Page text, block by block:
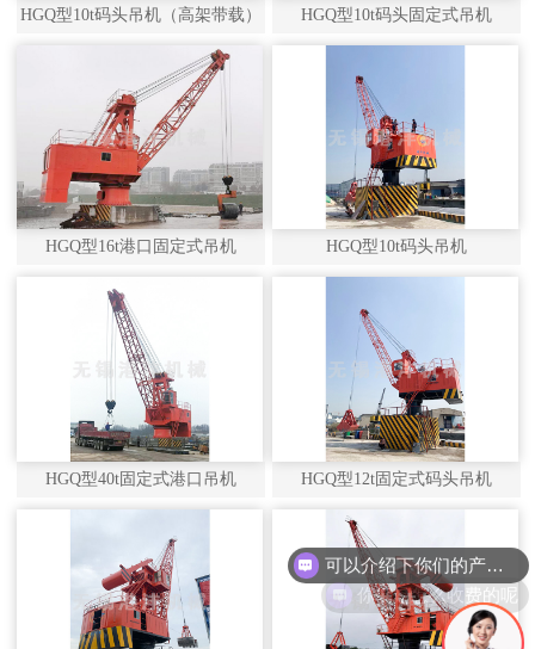
HGQ型10t码头吊机（高架带载） HGQ型10t码头固定式吊机
HGQ型16t港口固定式吊机 HGQ型10t码头吊机
HGQ型40t固定式港口吊机 HGQ型12t固定式码头吊机
你们是怎么收费的呢